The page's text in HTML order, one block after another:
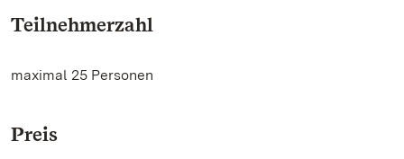
Teilnehmerzahl
maximal 25 Personen
Preis